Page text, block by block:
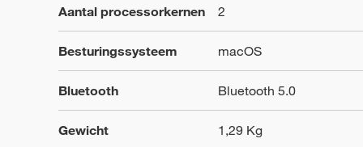
Aantal processorkernen 2
Besturingssysteem macOS
Bluetooth Bluetooth 5.0
Gewicht 1,29 Kg